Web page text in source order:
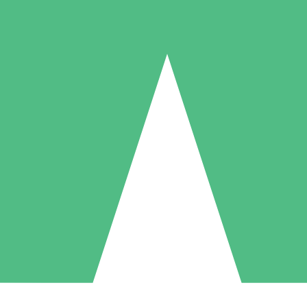
Individuelle Credit-Pakete
nach Bedarf mit Download-Credits. Keine monatliche Verpflichtung